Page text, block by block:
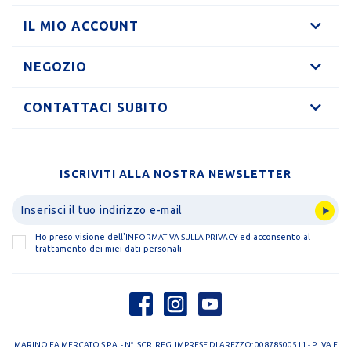
IL MIO ACCOUNT
NEGOZIO
CONTATTACI SUBITO
ISCRIVITI ALLA NOSTRA NEWSLETTER
Ho preso visione dell'INFORMATIVA SULLA PRIVACYed acconsento al
trattamento dei miei dati personali
MARINO FA MERCATO S.P.A. - N° ISCR. REG. IMPRESE DI AREZZO: 00878500511 - P. IVA E